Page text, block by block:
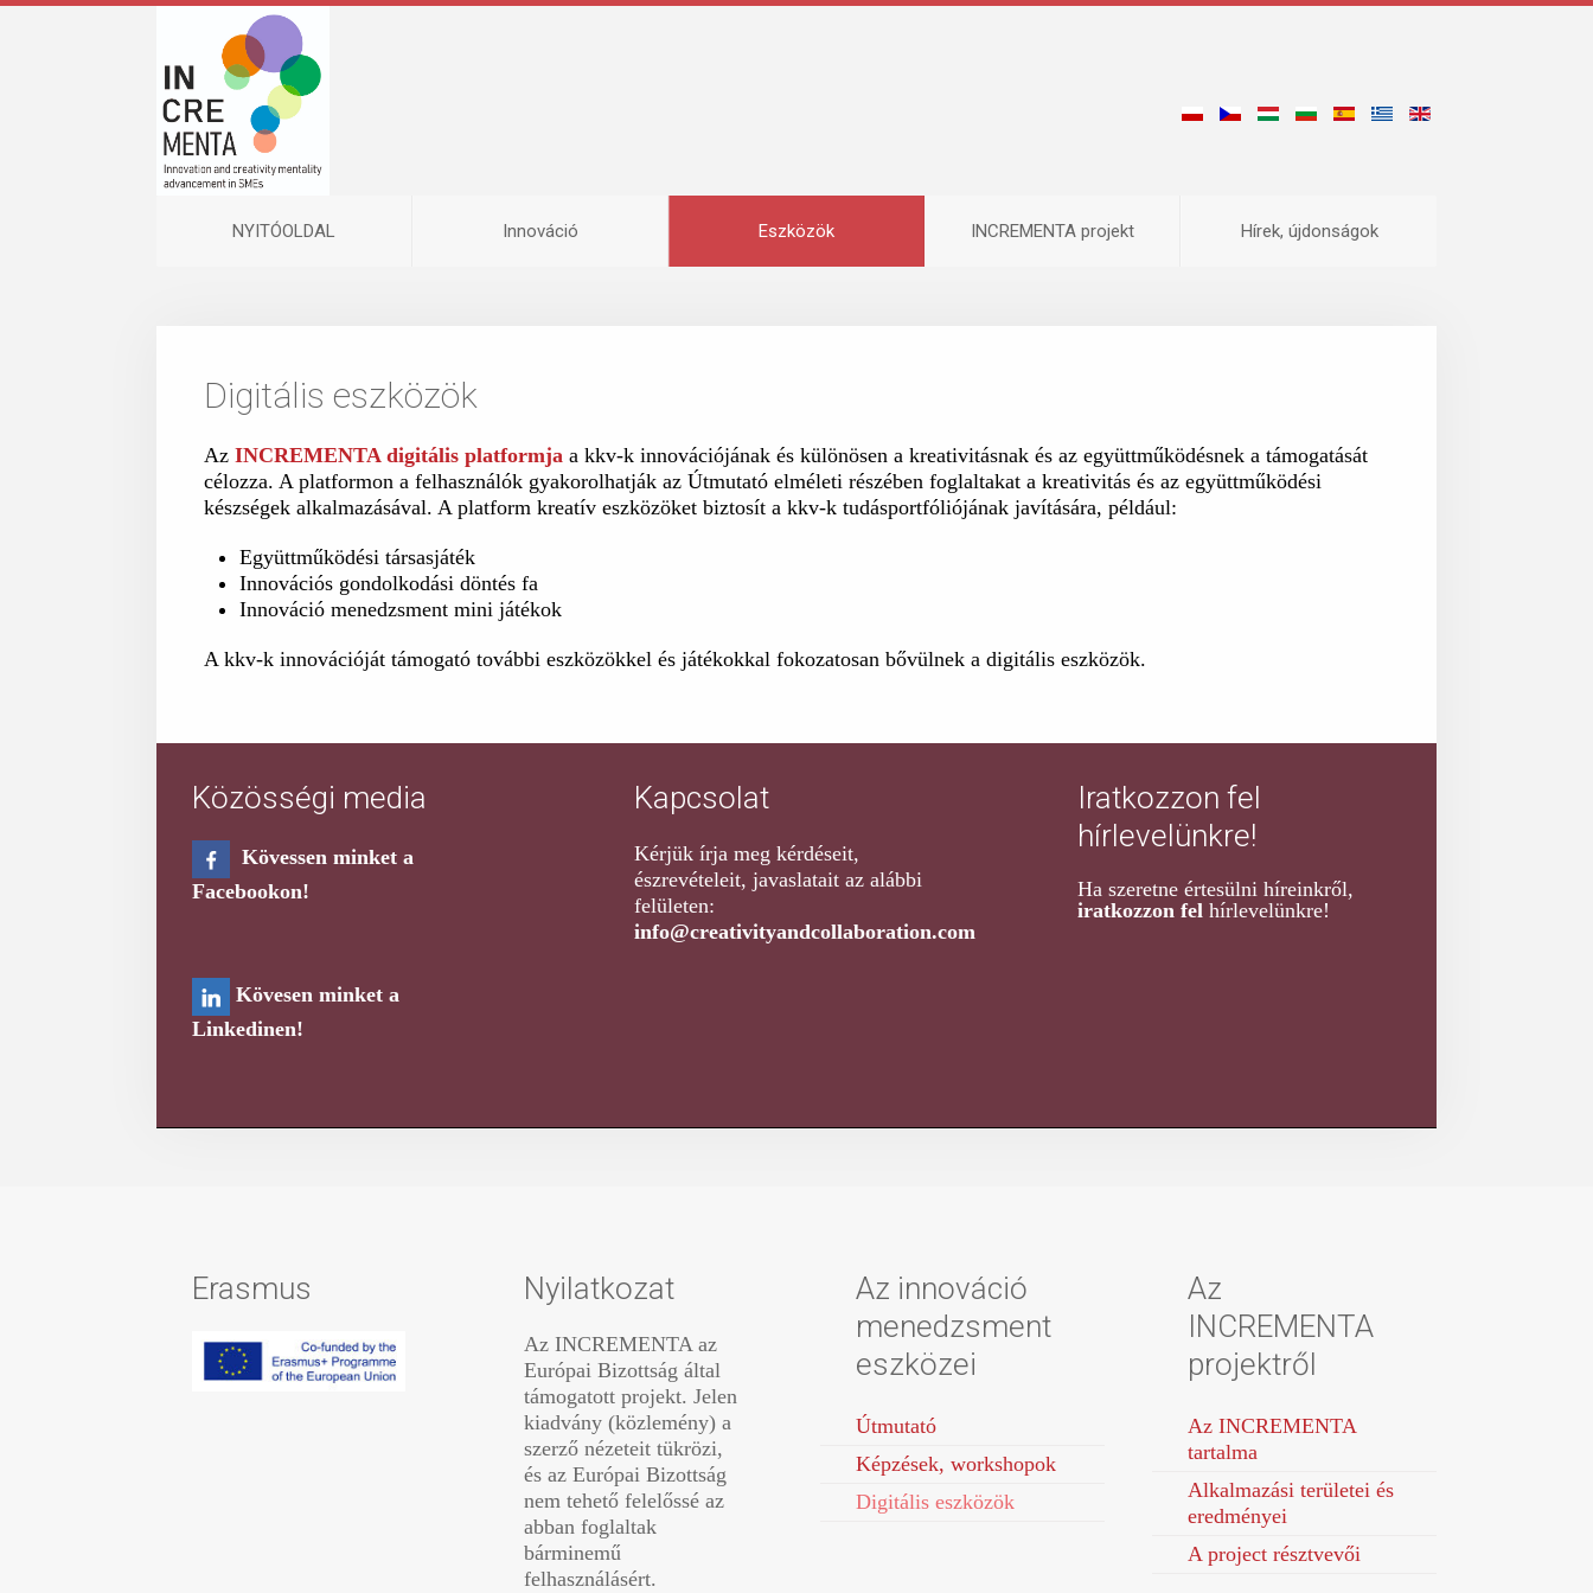
NYITÓOLDAL Ιnnováció Eszközök INCREMENTA projekt Hírek, újdonságok
Digitális eszközök
Az INCREMENTA digitális platformja a kkv-k innovációjának és különösen a kreativitásnak és az együttműködésnek a támogatását
célozza. A platformon a felhasználók gyakorolhatják az Útmutató elméleti részében foglaltakat a kreativitás és az együttműködési
készségek alkalmazásával. A platform kreatív eszközöket biztosít a kkv-k tudásportfóliójának javítására, például:
Együttműködési társasjáték
Innovációs gondolkodási döntés fa
Innováció menedzsment mini játékok
A kkv-k innovációját támogató további eszközökkel és játékokkal fokozatosan bővülnek a digitális eszközök.
Közösségi media
Kövessen minket a
Facebookon!
Kövesen minket a
Linkedinen!
Kapcsolat
Kérjük írja meg kérdéseit,
észrevételeit, javaslatait az alábbi
felületen:
info@creativityandcollaboration.com
Iratkozzon fel
hírlevelünkre!
Ha szeretne értesülni híreinkről,
iratkozzon fel hírlevelünkre!
Erasmus Nyilatkozat
Az INCREMENTA az
Európai Bizottság által
támogatott projekt. Jelen
kiadvány (közlemény) a
szerző nézeteit tükrözi,
és az Európai Bizottság
nem tehető felelőssé az
abban foglaltak
bárminemű
felhasználásért.
Az innováció
menedzsment
eszközei
Útmutató
Képzések, workshopok
Digitális eszközök
Az
INCREMENTA
projektről
Az INCREMENTA
tartalma
Alkalmazási területei és
eredményei
A project résztvevői